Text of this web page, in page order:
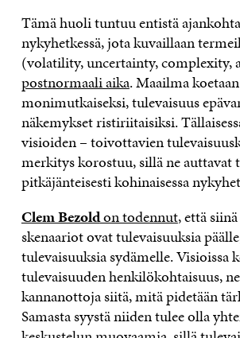
Tämä huoli tuntuu entistä
nykyhetkessä, jota kuvaillaan
(volatility, uncertainty, complexity,
postnormaali aika. Maailma koetaan
monimutkaiseksi, tulevaisuus
näkemykset ristiriitaisiksi.
visioiden – toivottavien
merkitys korostuu, sillä ne auttavat
pitkäjänteisesti kohinaisessa
Clem Bezoldon todennut, että
skenaariot ovat tulevaisuuksia
tulevaisuuksia sydämelle. Visioissa
tulevaisuuden henkilökohtaisuus,
kannanottoja siitä, mitä pidetään
Samasta syystä niiden tulee olla